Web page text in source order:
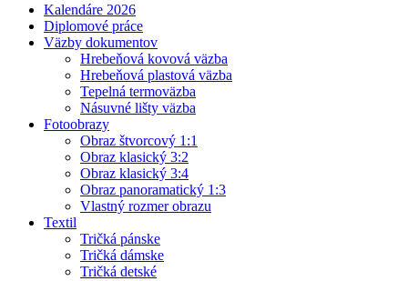
Kalendáre 2026
Diplomové práce
Väzby dokumentov
Hrebeňová kovová väzba
Hrebeňová plastová väzba
Tepelná termoväzba
Násuvné lišty väzba
Fotoobrazy
Obraz štvorcový 1:1
Obraz klasický 3:2
Obraz klasický 3:4
Obraz panoramatický 1:3
Vlastný rozmer obrazu
Textil
Tričká pánske
Tričká dámske
Tričká detské